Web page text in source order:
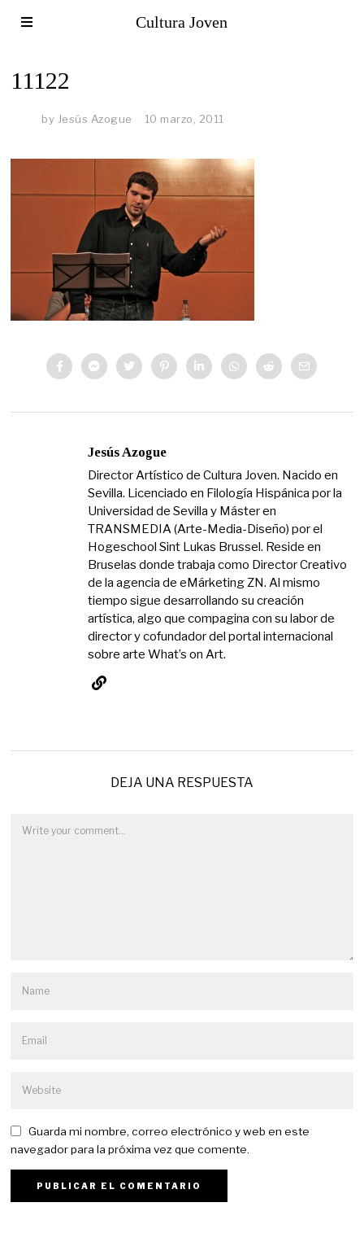
Cultura Joven
11122
by Jesús Azogue 10 marzo, 2011
Jesús Azogue
Director Artístico de Cultura Joven. Nacido en
Sevilla. Licenciado en Filología Hispánica por la
Universidad de Sevilla y Máster en
TRANSMEDIA (Arte-Media-Diseño) por el
Hogeschool Sint Lukas Brussel. Reside en
Bruselas donde trabaja como Director Creativo
de la agencia de eMárketing ZN. Al mismo
tiempo sigue desarrollando su creación
artística, algo que compagina con su labor de
director y cofundador del portal internacional
sobre arte What’s on Art.
DEJA UNA RESPUESTA
Guarda mi nombre, correo electrónico y web en este
navegador para la próxima vez que comente.